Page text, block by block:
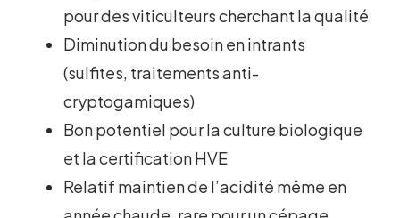
pour des viticulteurs cherchant la qualité
Diminution du besoin en intrants
(sulfites, traitements anti-
cryptogamiques)
Bon potentiel pour la culture biologique
et la certification HVE
Relatif maintien de l’acidité même en